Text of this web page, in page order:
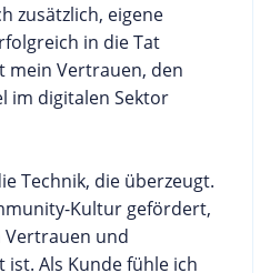
zusätzlich, eigene
in die Tat
mein Vertrauen, den
im digitalen Sektor
Technik, die überzeugt.
Kultur gefördert,
Vertrauen und
Als Kunde fühle ich